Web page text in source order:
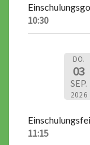
10:30
DO.
03
SEP.
2026
11:15